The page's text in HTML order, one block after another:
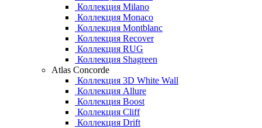
Коллекция Milano
Коллекция Monaco
Коллекция Montblanc
Коллекция Recover
Коллекция RUG
Коллекция Shagreen
Atlas Concorde
Коллекция 3D White Wall
Коллекция Allure
Коллекция Boost
Коллекция Cliff
Коллекция Drift